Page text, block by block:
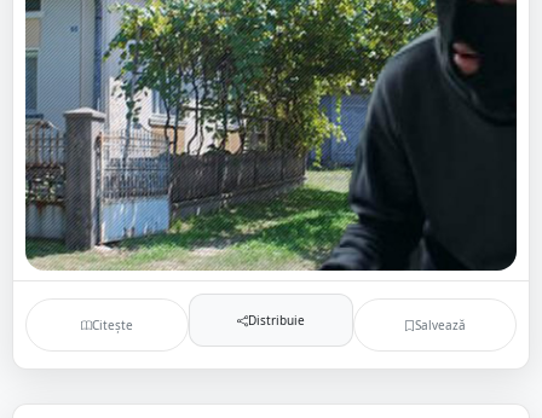
Citește Distribuie Salvează